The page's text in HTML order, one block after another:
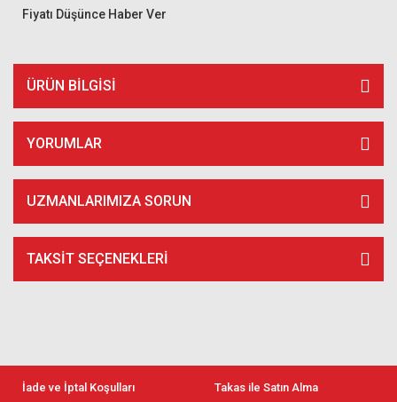
Fiyatı Düşünce Haber Ver
ÜRÜN BILGISI
YORUMLAR
UZMANLARIMIZA SORUN
TAKSIT SEÇENEKLERI
İade ve İptal Koşulları Takas ile Satın Alma